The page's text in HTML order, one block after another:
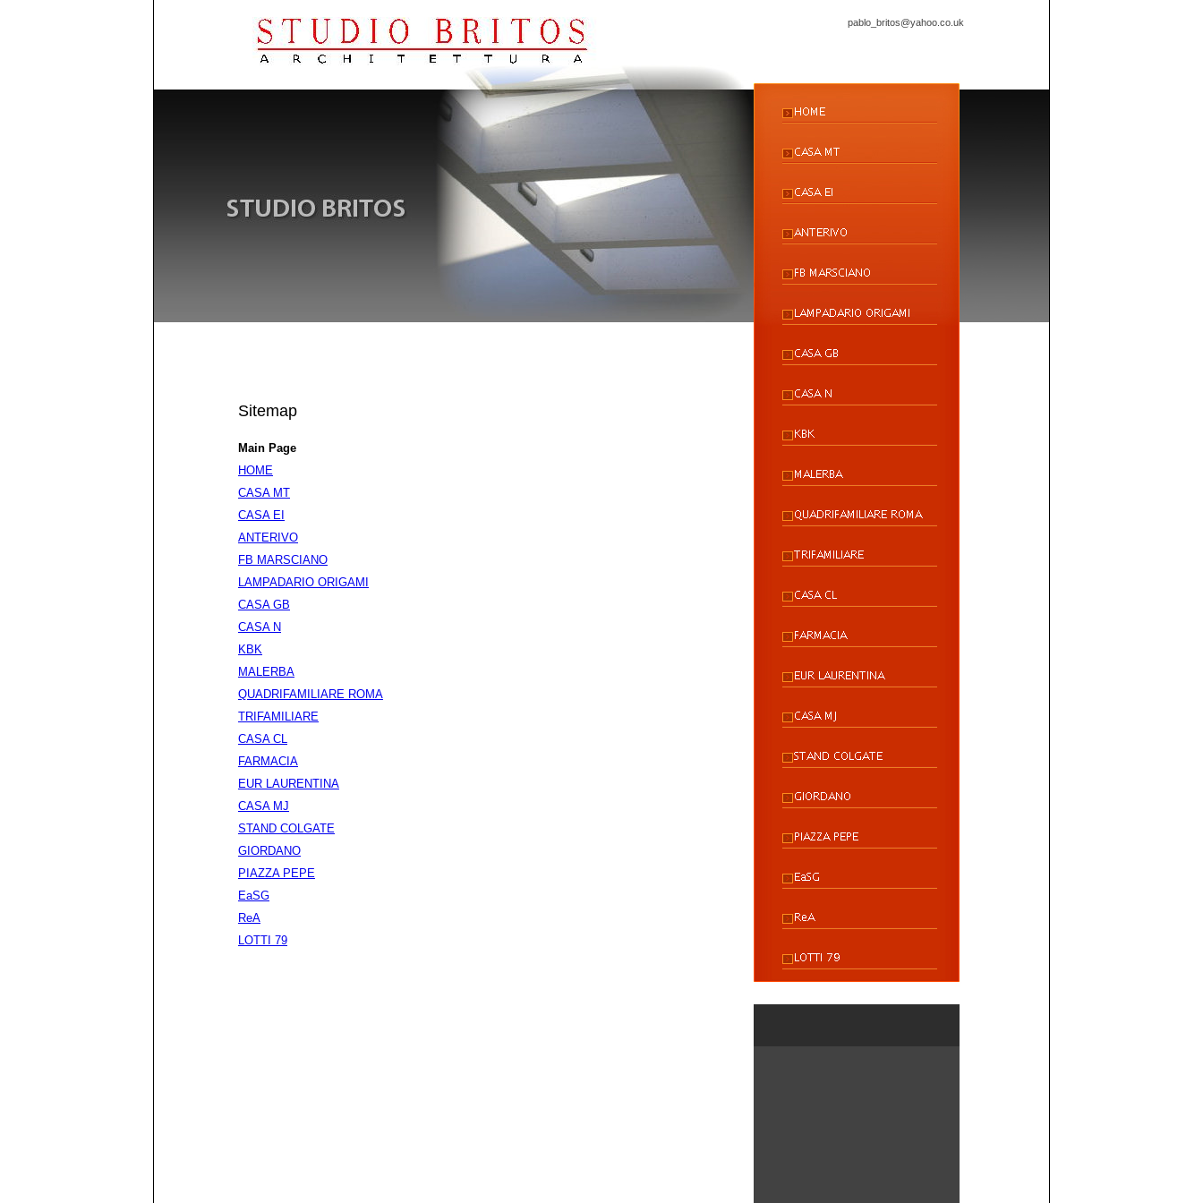
pablo_britos@yahoo.co.uk
Sitemap
Main Page
HOME
CASA MT
CASA EI
ANTERIVO
FB MARSCIANO
LAMPADARIO ORIGAMI
CASA GB
CASA N
KBK
MALERBA
QUADRIFAMILIARE ROMA
TRIFAMILIARE
CASA CL
FARMACIA
EUR LAURENTINA
CASA MJ
STAND COLGATE
GIORDANO
PIAZZA PEPE
EaSG
ReA
LOTTI 79